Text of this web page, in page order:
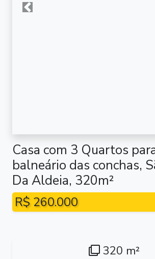
Anterior
Casa com 3 Quartos
balneário das conchas,
Da Aldeia, 320m²
R$ 260.000
320 m²